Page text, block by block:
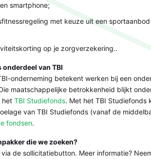
smartphone;
met keuze uit een
op je zorgverzekering..
onderdeel van TBI
onderneming betekent werken bij een
maatschappelijke betrokkenheid blijkt
het TBI Studiefonds. Met het TBI Studiefonds
van TBI Studiefonds (vanaf de
fondsen.
die we zoeken?
de sollicitatiebutton. Meer informatie?